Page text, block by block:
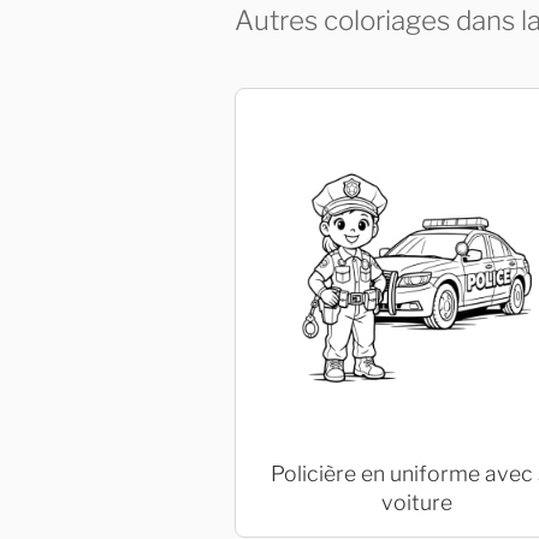
Autres coloriages dans
Policière en uniforme avec
voiture